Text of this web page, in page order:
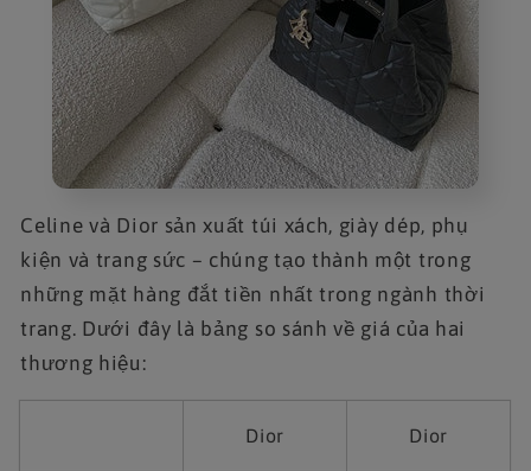
Celine và Dior sản xuất túi xách, giày dép, phụ
kiện và trang sức – chúng tạo thành một trong
những mặt hàng đắt tiền nhất trong ngành thời
trang. Dưới đây là bảng so sánh về giá của hai
thương hiệu:
Dior Dior